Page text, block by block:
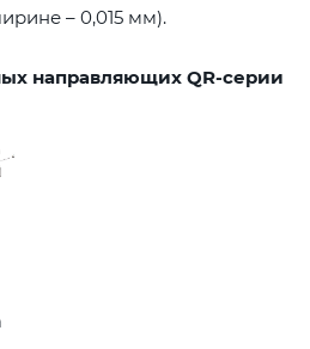
– 0,015 мм).
направляющих QR-серии